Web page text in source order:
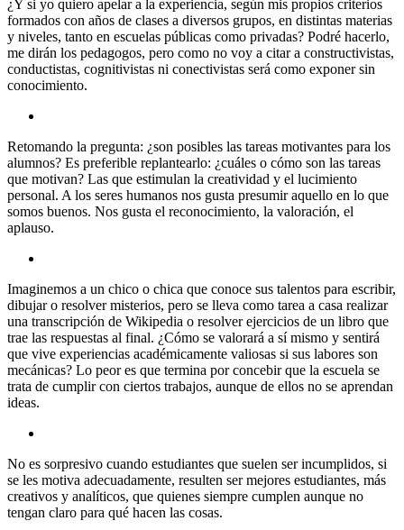
¿Y si yo quiero apelar a la experiencia, según mis propios criterios
formados con años de clases a diversos grupos, en distintas materias
y niveles, tanto en escuelas públicas como privadas? Podré hacerlo,
me dirán los pedagogos, pero como no voy a citar a constructivistas,
conductistas, cognitivistas ni conectivistas será como exponer sin
conocimiento.
Retomando la pregunta: ¿son posibles las tareas motivantes para los
alumnos? Es preferible replantearlo: ¿cuáles o cómo son las tareas
que motivan? Las que estimulan la creatividad y el lucimiento
personal. A los seres humanos nos gusta presumir aquello en lo que
somos buenos. Nos gusta el reconocimiento, la valoración, el
aplauso.
Imaginemos a un chico o chica que conoce sus talentos para escribir,
dibujar o resolver misterios, pero se lleva como tarea a casa realizar
una transcripción de Wikipedia o resolver ejercicios de un libro que
trae las respuestas al final. ¿Cómo se valorará a sí mismo y sentirá
que vive experiencias académicamente valiosas si sus labores son
mecánicas? Lo peor es que termina por concebir que la escuela se
trata de cumplir con ciertos trabajos, aunque de ellos no se aprendan
ideas.
No es sorpresivo cuando estudiantes que suelen ser incumplidos, si
se les motiva adecuadamente, resulten ser mejores estudiantes, más
creativos y analíticos, que quienes siempre cumplen aunque no
tengan claro para qué hacen las cosas.